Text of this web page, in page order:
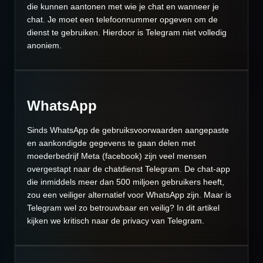
die kunnen aantonen met wie je chat en wanneer je
chat. Je moet een telefoonnummer opgeven om de
dienst te gebruiken. Hierdoor is Telegram niet volledig
anoniem.
WhatsApp
Sinds WhatsApp de gebruiksvoorwaarden aangepaste
en aankondigde gegevens te gaan delen met
moederbedrijf Meta (facebook) zijn veel mensen
overgestapt naar de chatdienst Telegram. De chat-app
die inmiddels meer dan 500 miljoen gebruikers heeft,
zou een veiliger alternatief voor WhatsApp zijn. Maar is
Telegram wel zo betrouwbaar en veilig? In dit artikel
kijken we kritisch naar de privacy van Telegram.